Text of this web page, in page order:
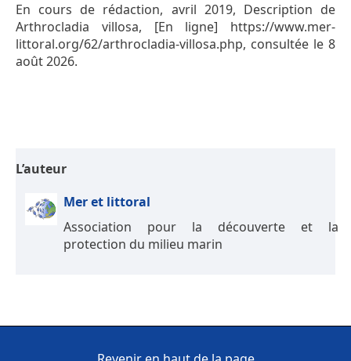
En cours de rédaction, avril 2019, Description de
Arthrocladia villosa, [En ligne] https://www.mer-
littoral.org/62/arthrocladia-villosa.php, consultée le 8
août 2026.
L’auteur
Mer et littoral
Association pour la découverte et la
protection du milieu marin